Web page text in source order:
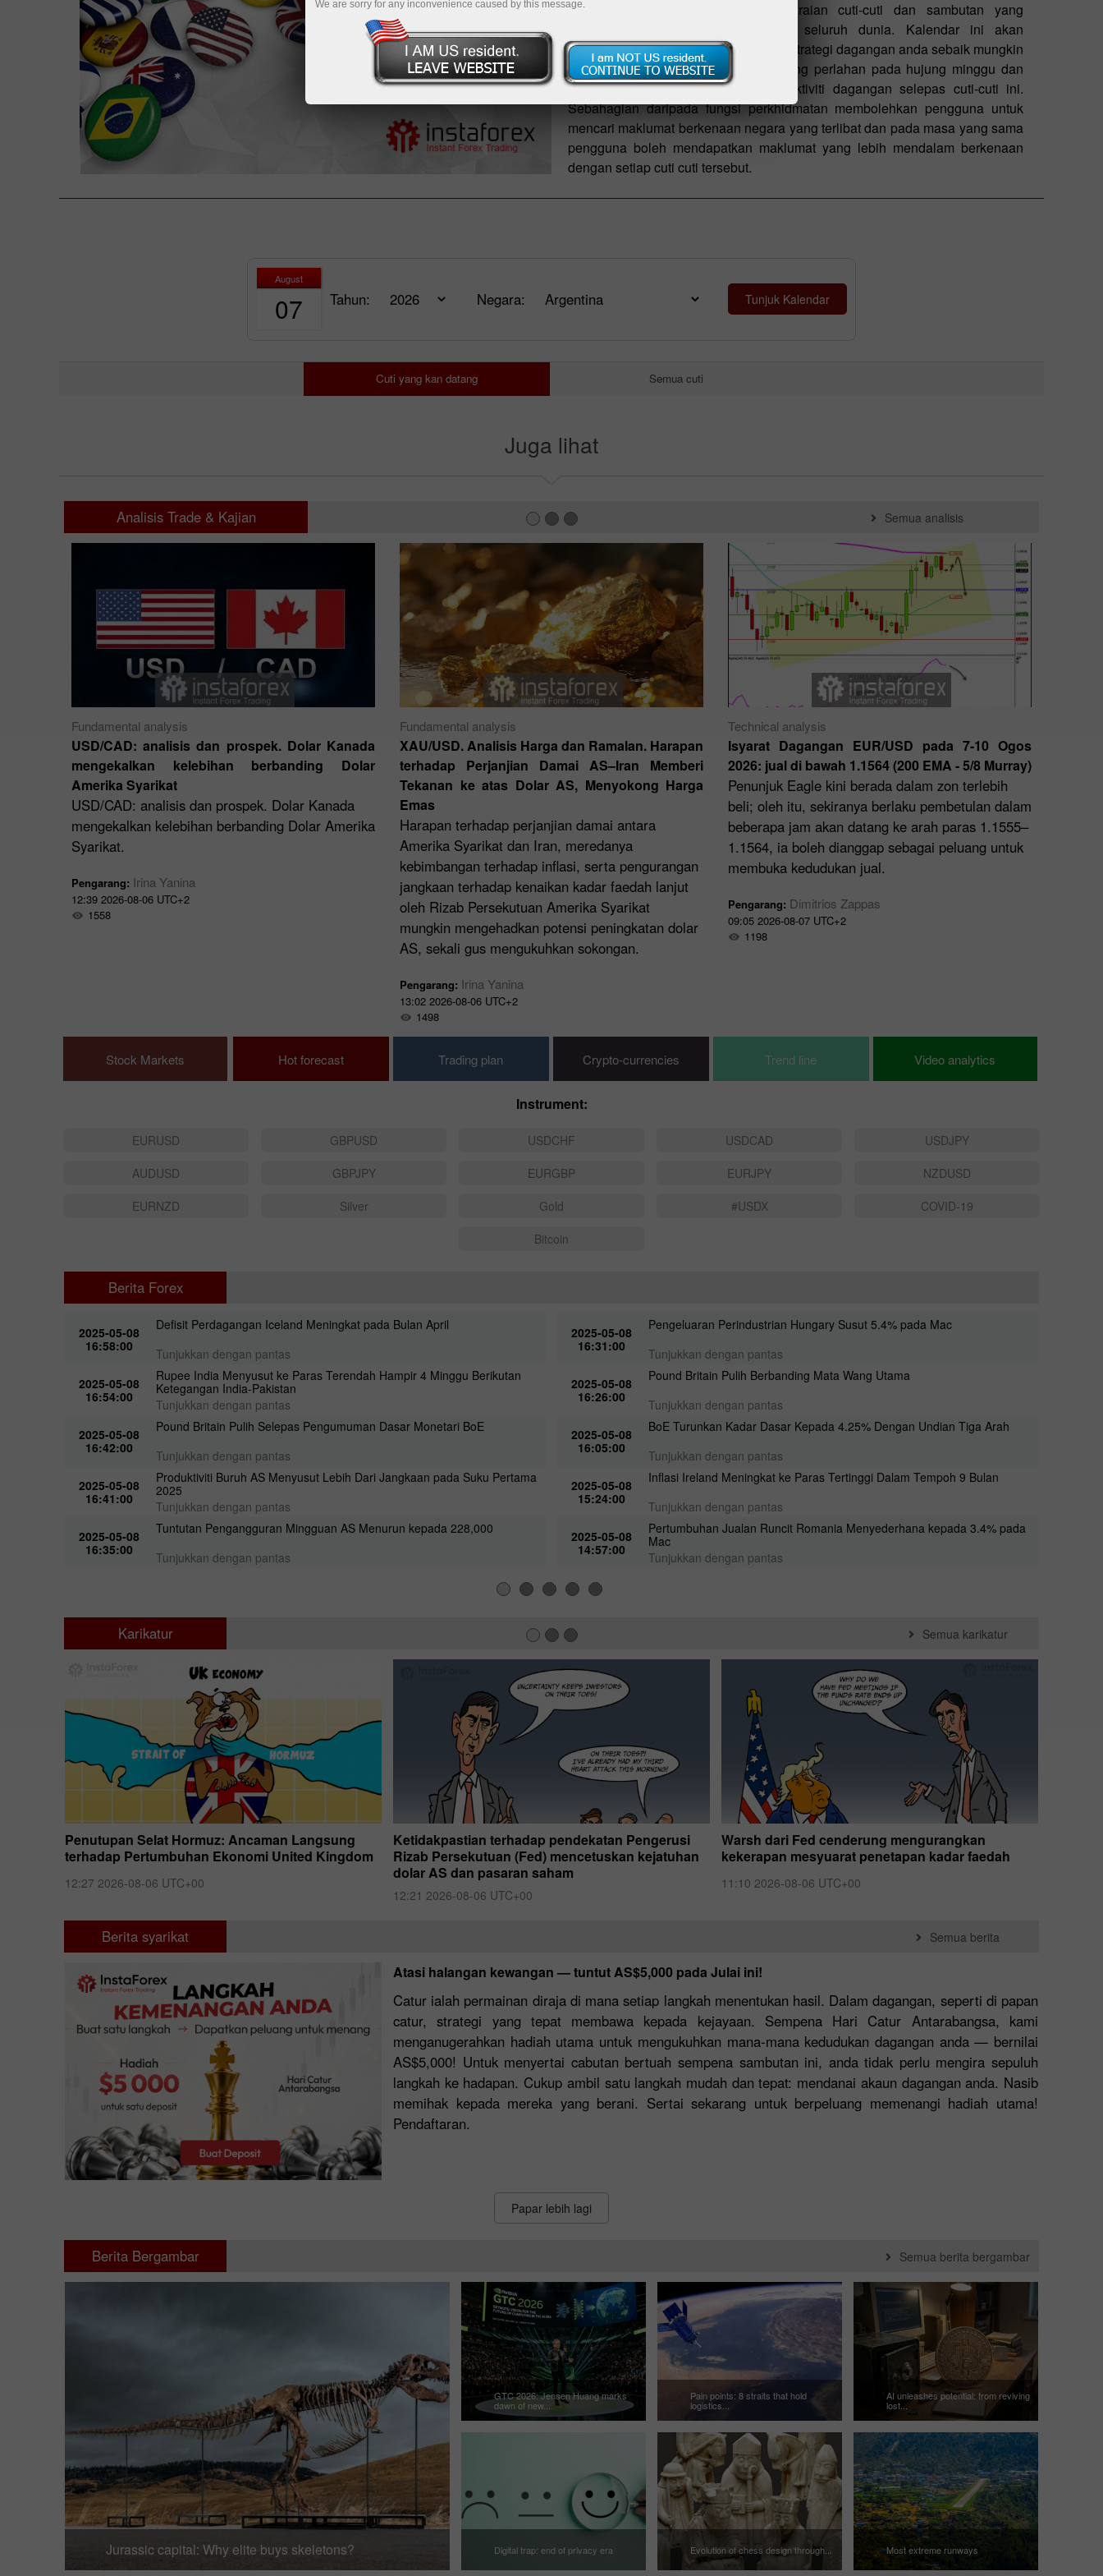
Halaman ini mengandungi penyenaraian cuti-cuti dan sambutan yang
disambut mengikut kepercayaan di seluruh dunia. Kalendar ini akan
membantu anda untuk menyesuaikan strategi dagangan anda sebaik mungkin
dengan mengambil kira dagangan yang perlahan pada hujung minggu dan
peningkatan pada hari biasa bagi aktiviti dagangan selepas cuti-cuti ini.
Sebahagian daripada fungsi perkhidmatan membolehkan pengguna untuk
mencari maklumat berkenaan negara yang terlibat dan pada masa yang sama
pengguna boleh mendapatkan maklumat yang lebih mendalam berkenaan
dengan setiap cuti cuti tersebut.
August
07 Tahun: Negara:
Cuti yang kan datang Semua cuti
Juga lihat
Analisis Trade & Kajian Semua analisis
Fundamental analysis
USD/CAD: analisis dan prospek. Dolar Kanada
mengekalkan kelebihan berbanding Dolar
Amerika Syarikat
USD/CAD: analisis dan prospek. Dolar Kanada
mengekalkan kelebihan berbanding Dolar Amerika
Syarikat.
Pengarang: Irina Yanina
12:39 2026-08-06 UTC+2
1558
Fundamental analysis
XAU/USD. Analisis Harga dan Ramalan. Harapan
terhadap Perjanjian Damai AS–Iran Memberi
Tekanan ke atas Dolar AS, Menyokong Harga
Emas
Harapan terhadap perjanjian damai antara
Amerika Syarikat dan Iran, meredanya
kebimbangan terhadap inflasi, serta pengurangan
jangkaan terhadap kenaikan kadar faedah lanjut
oleh Rizab Persekutuan Amerika Syarikat
mungkin mengehadkan potensi peningkatan dolar
AS, sekali gus mengukuhkan sokongan.
Pengarang: Irina Yanina
13:02 2026-08-06 UTC+2
1498
Technical analysis
Isyarat Dagangan EUR/USD pada 7-10 Ogos
2026: jual di bawah 1.1564 (200 EMA - 5/8 Murray)
Penunjuk Eagle kini berada dalam zon terlebih
beli; oleh itu, sekiranya berlaku pembetulan dalam
beberapa jam akan datang ke arah paras 1.1555–
1.1564, ia boleh dianggap sebagai peluang untuk
membuka kedudukan jual.
Pengarang: Dimitrios Zappas
09:05 2026-08-07 UTC+2
1198
Stock Markets Hot forecast Trading plan Crypto-currencies Trend line Video analytics
Instrument:
EURUSD GBPUSD USDCHF USDCAD
USDJPY
AUDUSD
GBPJPY EURGBP EURJPY
NZDUSD
EURNZD
Silver Gold #USDX
COVID-19
Bitcoin
Berita Forex
2025-05-08
16:58:00
Defisit Perdagangan Iceland Meningkat pada Bulan April
Tunjukkan dengan pantas
2025-05-08
16:54:00
Rupee India Menyusut ke Paras Terendah Hampir 4 Minggu Berikutan
Ketegangan India-Pakistan
Tunjukkan dengan pantas
2025-05-08
16:42:00
Pound Britain Pulih Selepas Pengumuman Dasar Monetari BoE
Tunjukkan dengan pantas
2025-05-08
16:41:00
Produktiviti Buruh AS Menyusut Lebih Dari Jangkaan pada Suku Pertama
2025
Tunjukkan dengan pantas
2025-05-08
16:35:00
Tuntutan Pengangguran Mingguan AS Menurun kepada 228,000
Tunjukkan dengan pantas
2025-05-08
16:31:00
Pengeluaran Perindustrian Hungary Susut 5.4% pada Mac
Tunjukkan dengan pantas
2025-05-08
16:26:00
Pound Britain Pulih Berbanding Mata Wang Utama
Tunjukkan dengan pantas
2025-05-08
16:05:00
BoE Turunkan Kadar Dasar Kepada 4.25% Dengan Undian Tiga Arah
Tunjukkan dengan pantas
2025-05-08
15:24:00
Inflasi Ireland Meningkat ke Paras Tertinggi Dalam Tempoh 9 Bulan
Tunjukkan dengan pantas
2025-05-08
14:57:00
Pertumbuhan Jualan Runcit Romania Menyederhana kepada 3.4% pada
Mac
Tunjukkan dengan pantas
Karikatur Semua karikatur
Penutupan Selat Hormuz: Ancaman Langsung
terhadap Pertumbuhan Ekonomi United Kingdom
12:27 2026-08-06 UTC+00
Ketidakpastian terhadap pendekatan Pengerusi
Rizab Persekutuan (Fed) mencetuskan kejatuhan
dolar AS dan pasaran saham
12:21 2026-08-06 UTC+00
Warsh dari Fed cenderung mengurangkan
kekerapan mesyuarat penetapan kadar faedah
11:10 2026-08-06 UTC+00
Berita syarikat Semua berita
Atasi halangan kewangan — tuntut AS$5,000 pada Julai ini!
Catur ialah permainan diraja di mana setiap langkah menentukan hasil. Dalam dagangan, seperti di papan
catur, strategi yang tepat membawa kepada kejayaan. Sempena Hari Catur Antarabangsa, kami
menganugerahkan hadiah utama untuk mengukuhkan mana-mana kedudukan dagangan anda — bernilai
AS$5,000! Untuk menyertai cabutan bertuah sempena sambutan ini, anda tidak perlu mengira sepuluh
langkah ke hadapan. Cukup ambil satu langkah mudah dan tepat: mendanai akaun dagangan anda. Nasib
memihak kepada mereka yang berani. Sertai sekarang untuk berpeluang memenangi hadiah utama!
Pendaftaran.
Papar lebih lagi
Berita Bergambar Semua berita bergambar
Jurassic capital: Why elite buys skeletons?
GTC 2026: Jensen Huang marks
dawn of new...
Digital trap: end of privacy era
Pain points: 8 straits that hold
logistics...
Evolution of chess design through...
AI unleashes potential: from reviving
lost...
Most extreme runways
We are sorry for any inconvenience caused by this message.